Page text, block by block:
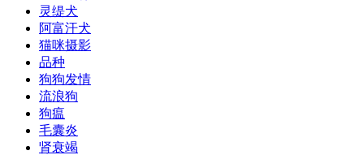
灵缇犬
阿富汗犬
猫咪摄影
品种
狗狗发情
流浪狗
狗瘟
毛囊炎
肾衰竭